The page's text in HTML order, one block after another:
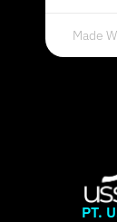
Made
PT.